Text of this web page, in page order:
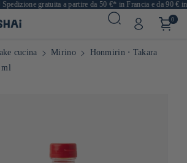
gratuita a partire da 50 €* in Francia e da 90 € in
0
cucina Mirino
Honmirin ⋅ Takara